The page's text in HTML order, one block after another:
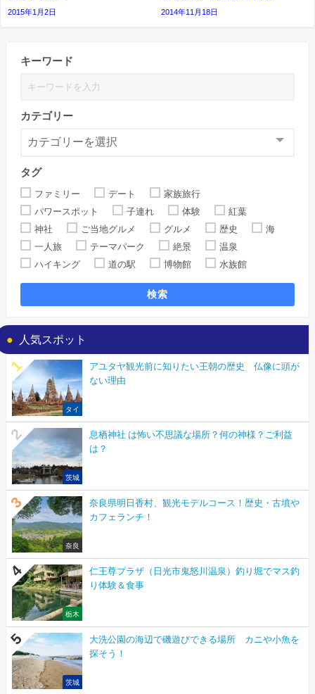
2015年1月2日 2014年11月18日
キーワード
カテゴリー
タグ
ファミリー デート
家族旅行
パワースポット
子連れ 体験
紅葉
神社
ご当地グルメ グルメ 歴史
海
一人旅
テーマパーク 絶景
温泉
ハイキング
道の駅 博物館 水族館
検索
人気スポット
タイ
アユタヤ観光前に知りたい王朝の歴史 仏像に頭が
ない理由
茨城
息栖神社 は怖い不思議な場所？何の神様？ご利益
は？
奈良
奈良県明日香村、観光モデルコース！歴史・古墳や
カフェランチ！
栃木
仁王尊プラザ（日光市鬼怒川温泉）釣り堀でマス釣
り体験＆食事
茨城
大洗公園の海辺で磯遊びできる場所 カニや小魚を
探そう！